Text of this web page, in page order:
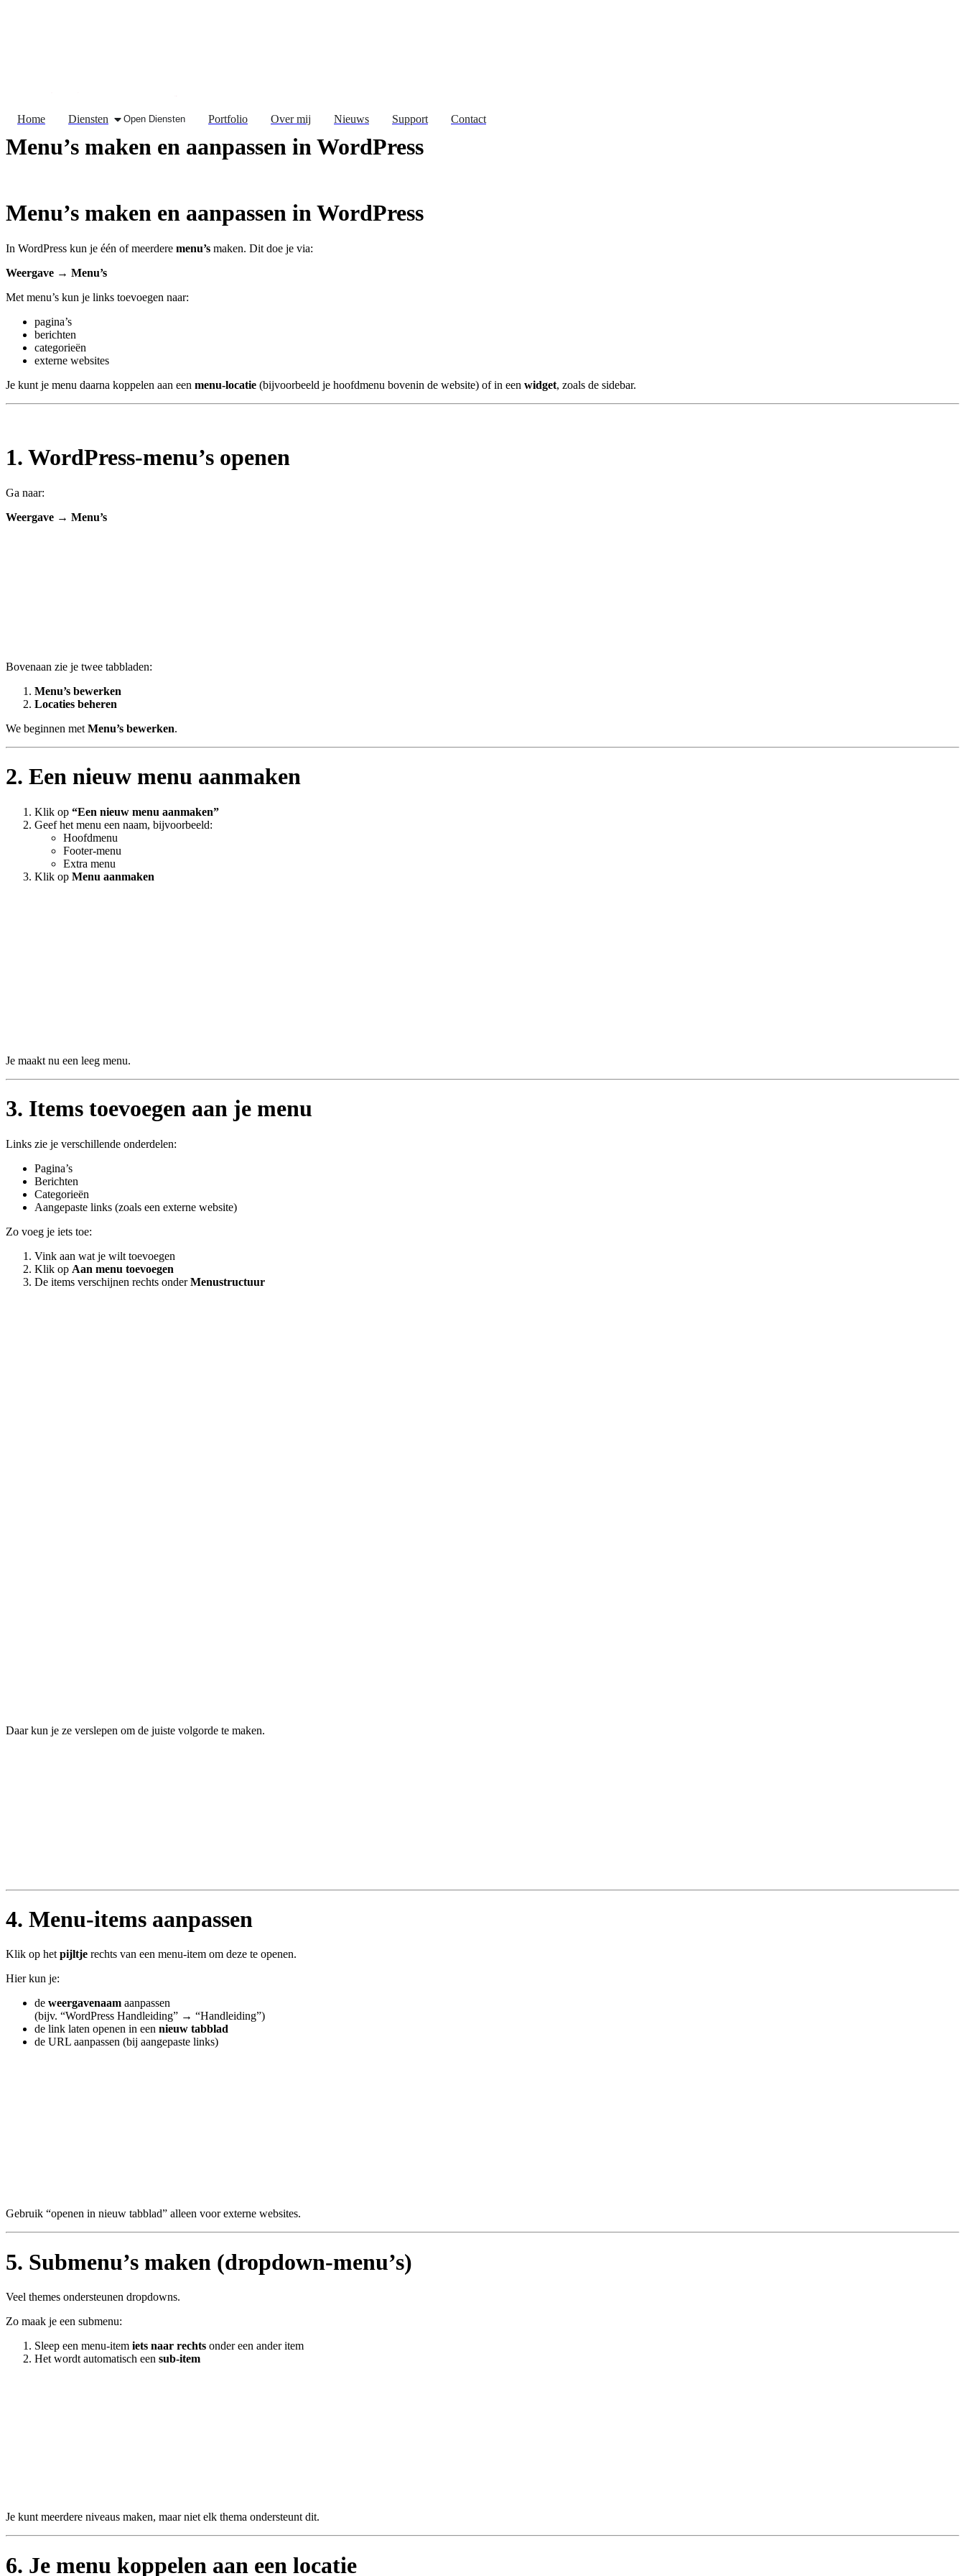
Home Diensten Open Diensten Portfolio Over mij Nieuws Support Contact
Menu’s maken en aanpassen in WordPress
Menu’s maken en aanpassen in WordPress
In WordPress kun je één of meerdere menu’s maken. Dit doe je via:
Weergave → Menu’s
Met menu’s kun je links toevoegen naar:
pagina’s
berichten
categorieën
externe websites
Je kunt je menu daarna koppelen aan een menu-locatie (bijvoorbeeld je hoofdmenu bovenin de website) of in een widget, zoals de sidebar.
1. WordPress-menu’s openen
Ga naar:
Weergave → Menu’s
Bovenaan zie je twee tabbladen:
Menu’s bewerken
Locaties beheren
We beginnen met Menu’s bewerken.
2. Een nieuw menu aanmaken
Klik op “Een nieuw menu aanmaken”
Geef het menu een naam, bijvoorbeeld:
Hoofdmenu
Footer-menu
Extra menu
Klik op Menu aanmaken
Je maakt nu een leeg menu.
3. Items toevoegen aan je menu
Links zie je verschillende onderdelen:
Pagina’s
Berichten
Categorieën
Aangepaste links (zoals een externe website)
Zo voeg je iets toe:
Vink aan wat je wilt toevoegen
Klik op Aan menu toevoegen
De items verschijnen rechts onderMenustructuur
Daar kun je ze verslepen om de juiste volgorde te maken.
4. Menu-items aanpassen
Klik op het pijltje rechts van een menu-item om deze te openen.
Hier kun je:
de weergavenaam aanpassen
(bijv. “WordPress Handleiding” → “Handleiding”)
de link laten openen in een nieuw tabblad
de URL aanpassen (bij aangepaste links)
Gebruik “openen in nieuw tabblad” alleen voor externe websites.
5. Submenu’s maken (dropdown-menu’s)
Veel themes ondersteunen dropdowns.
Zo maak je een submenu:
Sleep een menu-item iets naar rechts onder een ander item
Het wordt automatisch een sub-item
Je kunt meerdere niveaus maken, maar niet elk thema ondersteunt dit.
6. Je menu koppelen aan een locatie